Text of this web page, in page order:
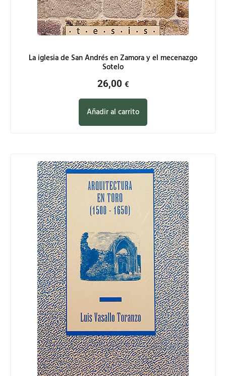
La iglesia de San Andrés en Zamora y el mecenazgo
Sotelo
26,00 €
Añadir al carrito